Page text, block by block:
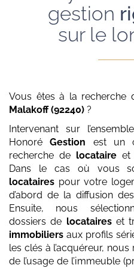
gestion
sur le
Vous êtes à la recherche
Malakoff (92240) ?
Intervenant sur
HonoréGestion est un
recherche de locataire et
Dans le cas où vous
locataires pour votre
d’abord de la diffusion
Ensuite, nous
dossiers de locataireset
immobiliers aux profils
les clés à l’acquéreur,
de l’usage de l’immeuble